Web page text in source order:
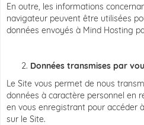
En outre, les informations
navigateur peuvent être utilisées
données envoyés à Mind Hosting
Données transmises par
Le Site vous permet de nous
données à caractère personnel en
en vous enregistrant pour accéder
sur le Site.